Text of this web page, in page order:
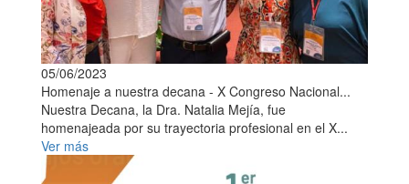
05/06/2023
Homenaje a nuestra decana - X Congreso Nacional...
Nuestra Decana, la Dra. Natalia Mejía, fue
homenajeada por su trayectoria profesional en el X...
Ver más